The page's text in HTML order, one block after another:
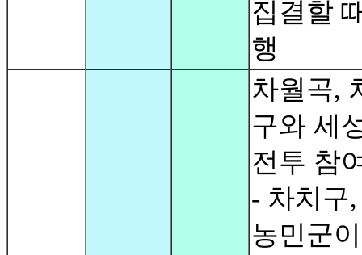
집결할
행
차월곡,
구와 세
전투 참
- 차치구
농민군